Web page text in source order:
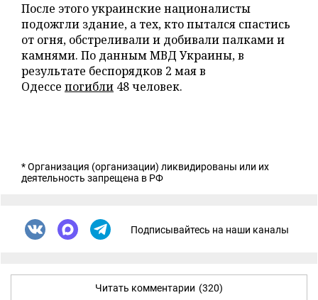
После этого украинские националисты
подожгли здание, а тех, кто пытался спастись
от огня, обстреливали и добивали палками и
камнями. По данным МВД Украины, в
результате беспорядков 2 мая в
Одессе погибли 48 человек.
* Организация (организации) ликвидированы или их
деятельность запрещена в РФ
Подписывайтесь на наши каналы
Читать комментарии (320)